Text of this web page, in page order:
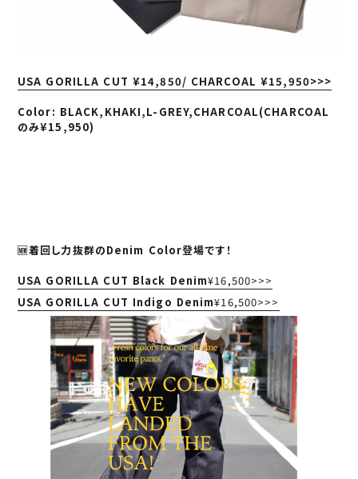
USA GORILLA CUT ¥14,850/ CHARCOAL¥15,950>>>
Color: BLACK,KHAKI,L-GREY,CHARCOAL(CHARCOAL
のみ¥15,950)
🆕着回し力抜群のDenim Color登場です！
USA GORILLA CUT Black Denim¥16,500>>>
USA GORILLA CUT Indigo Denim¥16,500>>>